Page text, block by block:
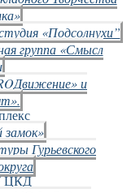
«Подсолнухи”
группа «Смысл
и
замок»
Гурьевского
ЦКД